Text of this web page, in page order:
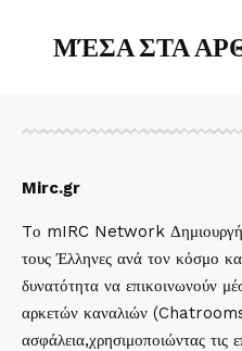
ΜΈΣΑ ΣΤΑ
Mirc.gr
Tο mIRC Network
τους Έλληνες ανά τον κόσμο
δυνατότητα να επικοινωνούν
αρκετών καναλιών
ασφάλεια,χρησιμοποιώντας τις